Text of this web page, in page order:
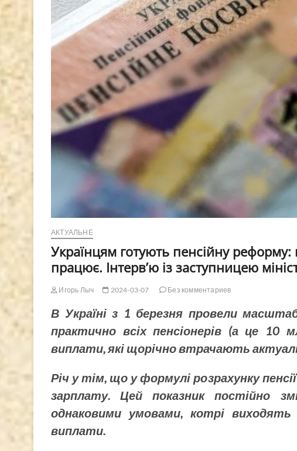
АКТУАЛЬНЕ
Українцям готують пенсійну
працює. Інтерв’ю із заступницею
Игорь Лыч 2024-03-07 Без комментариев
В Україні з 1 березня провели
практично всіх пенсіонерів (а це 10
виплати, які щорічно втрачають
Річ у тім, що у формулі розрахунку
зарплату. Цей показник постійно
однаковими умовами, котрі
виплати.